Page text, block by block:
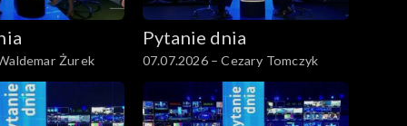
Żurek
Pytanie dnia
07.07.2026 – Cezary Tomczyk